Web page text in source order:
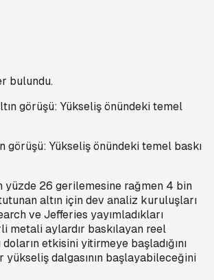
bulundu.
görüşü: Yükseliş önündeki temel baskı
yüzde 26 gerilemesine rağmen 4 bin
altın için dev analiz kuruluşları
ve Jefferies yayımladıkları
metali aylardır baskılayan reel
etkisini yitirmeye başladığını
dalgasının başlayabileceğini